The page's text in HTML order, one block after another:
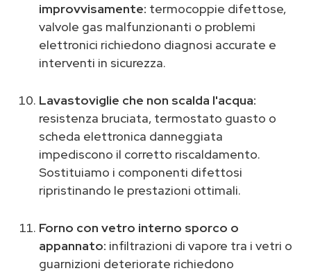
improvvisamente: termocoppie difettose,
valvole gas malfunzionanti o problemi
elettronici richiedono diagnosi accurate e
interventi in sicurezza.
Lavastoviglie che non scalda l'acqua:
resistenza bruciata, termostato guasto o
scheda elettronica danneggiata
impediscono il corretto riscaldamento.
Sostituiamo i componenti difettosi
ripristinando le prestazioni ottimali.
Forno con vetro interno sporco o
appannato: infiltrazioni di vapore tra i vetri o
guarnizioni deteriorate richiedono